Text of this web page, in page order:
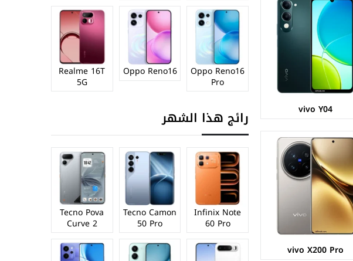
vivo Y04
vivo X200 Pro
خلفية 50+200+50 م.ب/ امامية 32 م.ب
256/512 + 12/16 جيجابايت
التشغيل:Android 15
6000 مللي امبير - 90 واط
المواصفات ←
AMOLED بحجم 6.67 بوصة بدقة FHD+
Qualcomm Snapdragon 4 Gen 2
خلفية 50+8 م.ب/ امامية 32 م.ب
256/512 + 8/12 جيجابايت
التشغيل:Android 14
المواصفات ←
Oppo Reno16
Pro
Oppo Reno16
Realme 16T
5G
رائج هذا الشهر
Infinix Note
60 Pro
Tecno Camon
50 Pro
Tecno Pova
Curve 2